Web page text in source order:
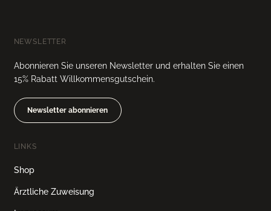
NEWSLETTER
Abonnieren Sie unseren Newsletter und erhalten Sie einen
15% Rabatt Willkommensgutschein.
Newsletter abonnieren
LINKS
Shop
Ärztliche Zuweisung